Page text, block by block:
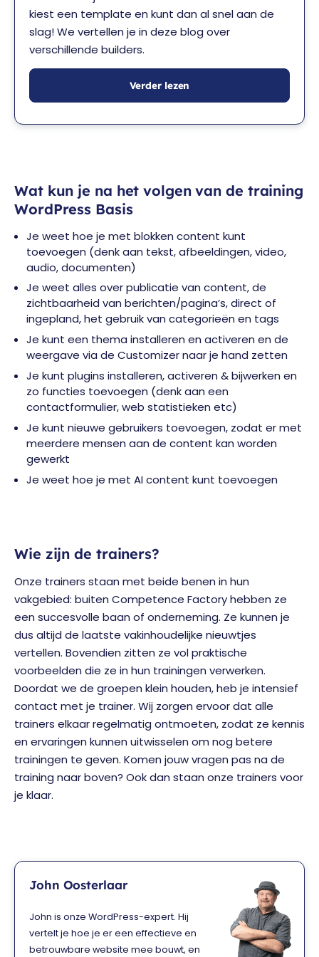
kiest een template en kunt dan al snel aan de
slag! We vertellen je in deze blog over
verschillende builders.
Verder lezen
Wat kun je na het volgen van de training
WordPress Basis
Je weet hoe je met blokken content kunt
toevoegen (denk aan tekst, afbeeldingen, video,
audio, documenten)
Je weet alles over publicatie van content, de
zichtbaarheid van berichten/pagina’s, direct of
ingepland, het gebruik van categorieën en tags
Je kunt een thema installeren en activeren en de
weergave via de Customizer naar je hand zetten
Je kunt plugins installeren, activeren & bijwerken en
zo functies toevoegen (denk aan een
contactformulier, web statistieken etc)
Je kunt nieuwe gebruikers toevoegen, zodat er met
meerdere mensen aan de content kan worden
gewerkt
Je weet hoe je met AI content kunt toevoegen
Wie zijn de trainers?
Onze trainers staan met beide benen in hun
vakgebied: buiten Competence Factory hebben ze
een succesvolle baan of onderneming. Ze kunnen je
dus altijd de laatste vakinhoudelijke nieuwtjes
vertellen. Bovendien zitten ze vol praktische
voorbeelden die ze in hun trainingen verwerken.
Doordat we de groepen klein houden, heb je intensief
contact met je trainer. Wij zorgen ervoor dat alle
trainers elkaar regelmatig ontmoeten, zodat ze kennis
en ervaringen kunnen uitwisselen om nog betere
trainingen te geven. Komen jouw vragen pas na de
training naar boven? Ook dan staan onze trainers voor
je klaar.
John Oosterlaar
John is onze WordPress-expert. Hij
vertelt je hoe je er een effectieve en
betrouwbare website mee bouwt, en